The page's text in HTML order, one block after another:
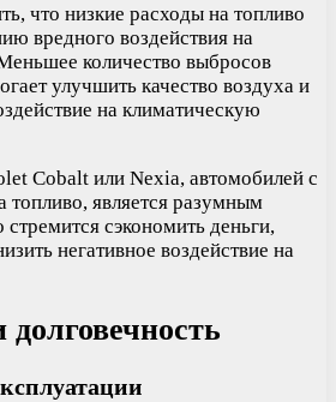
что низкие расходы на топливо
вредного воздействия на
количество выбросов
улучшить качество воздуха и
на климатическую
Cobalt или Nexia, автомобилей с
топливо, является разумным
сэкономить деньги,
негативное воздействие на